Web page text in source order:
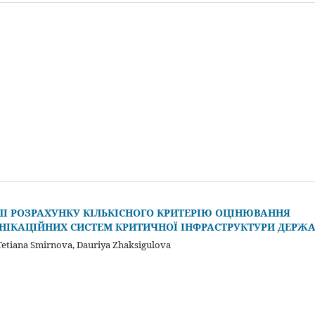
РОЗРАХУНКУ КІЛЬКІСНОГО КРИТЕРІЮ ОЦІНЮВАННЯ
СИСТЕМ КРИТИЧНОЇ ІНФРАСТРУКТУРИ
Smirnova, Dauriya Zhaksigulova